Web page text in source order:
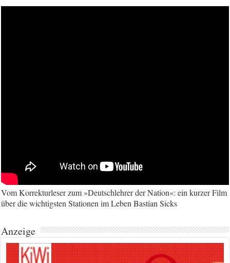
Vom Korrekturleser zum »Deutschlehrer der Nation«: ein kurzer Film
über die wichtigsten Stationen im Leben Bastian Sicks
Anzeige